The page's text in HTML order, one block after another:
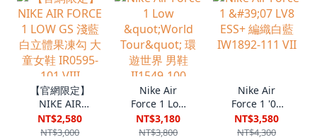
【官網限定】
NIKE AIR
FORCE 1 LOW
GS 淺藍白立體
NT$2,580
NT$3,000
Nike Air
Force 1 Low
"World Tour"
環遊世界 男鞋
NT$3,180
NT$3,800
Nike Air
Force 1 '07
LV8 ESS+ 編織
白藍 IW1892-
NT$3,580
NT$4,300